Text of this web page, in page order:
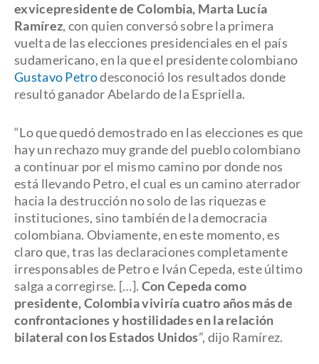
exvicepresidente de Colombia, Marta Lucía
Ramírez, con quien conversó sobre la primera
vuelta de las elecciones presidenciales en el país
sudamericano, en la que el presidente colombiano
Gustavo Petrodesconoció los resultados donde
resultó ganador Abelardo de la Espriella.
“Lo que quedó demostrado en las elecciones es que
hay un rechazo muy grande del pueblo colombiano
a continuar por el mismo camino por donde nos
está llevando Petro, el cual es un camino aterrador
hacia la destrucción no solo de las riquezas e
instituciones, sino también de la democracia
colombiana. Obviamente, en este momento, es
claro que, tras las declaraciones completamente
irresponsables de Petro e Iván Cepeda, este último
salga a corregirse. […]. Con Cepeda como
presidente, Colombia viviría cuatro años más de
confrontaciones y hostilidades en la relación
bilateral con los Estados Unidos”, dijo Ramírez.